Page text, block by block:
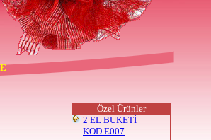
Özel Ürünler
2 EL BUKETİ
KOD.E007